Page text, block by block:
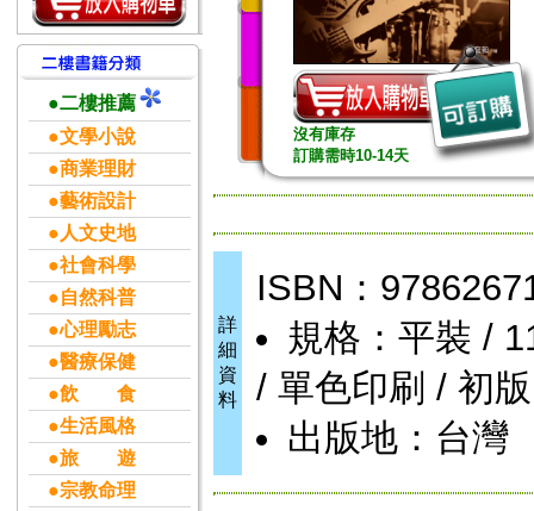
●二樓推薦
●文學小說
●商業理財
●藝術設計
●人文史地
●社會科學
●自然科普
●心理勵志
●醫療保健
●飲 食
●生活風格
●旅 遊
●宗教命理
沒有庫存
訂購需時10-14天
詳
細
資
料
ISBN：
規格：平裝 /
/ 單色印刷 / 初版
出版地：台灣